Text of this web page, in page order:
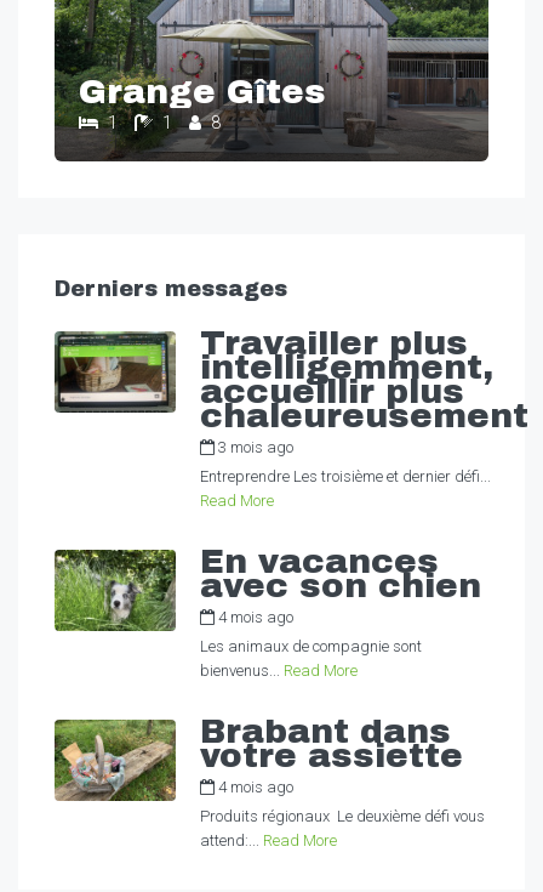
Grange Gîtes
1 1 8
Derniers messages
Travailler plus
intelligemment,
accueillir plus
chaleureusement
3 mois ago
Entreprendre Les troisième et dernier défi...
Read More
En vacances
avec son chien
4 mois ago
Les animaux de compagnie sont
bienvenus... Read More
Brabant dans
votre assiette
4 mois ago
Produits régionaux Le deuxième défi vous
attend:... Read More